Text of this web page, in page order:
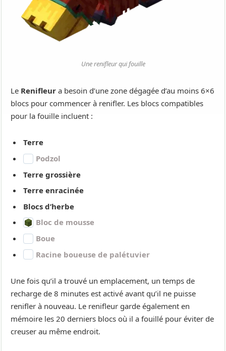
Une renifleur qui fouille
Le Renifleur a besoin d’une zone dégagée d’au moins 6×6
blocs pour commencer à renifler. Les blocs compatibles
pour la fouille incluent :
Terre
Podzol
Terre grossière
Terre enracinée
Blocs d’herbe
Bloc de mousse
Boue
Racine boueuse de palétuvier
Une fois qu’il a trouvé un emplacement, un temps de
recharge de 8 minutes est activé avant qu’il ne puisse
renifler à nouveau. Le renifleur garde également en
mémoire les 20 derniers blocs où il a fouillé pour éviter de
creuser au même endroit.